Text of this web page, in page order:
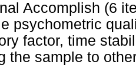
Accomplish (6
psychometric
factor, time
the sample to